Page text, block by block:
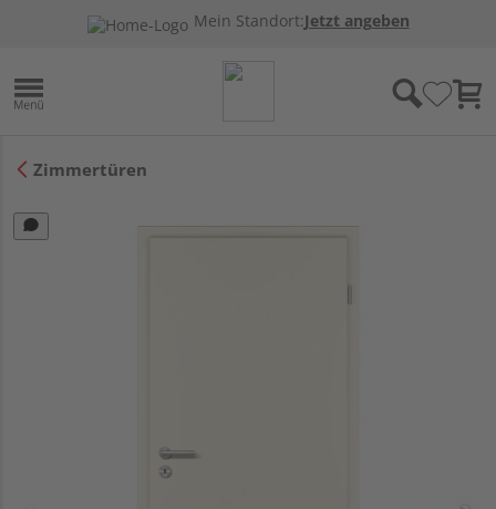
Mein Standort:Jetzt angeben
Zimmertüren